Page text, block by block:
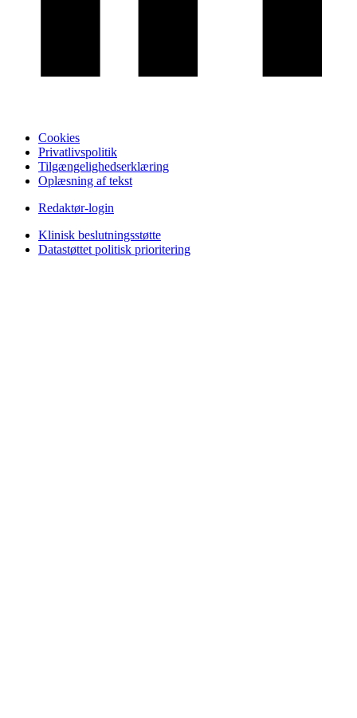
Cookies
Privatlivspolitik
Tilgængelighedserklæring
Oplæsning af tekst
Redaktør-login
Klinisk beslutningsstøtte
Datastøttet politisk prioritering